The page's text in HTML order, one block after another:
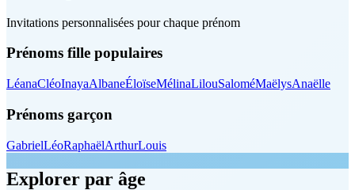
Invitations personnalisées pour chaque prénom
Prénoms fille populaires
LéanaCléoInayaAlbaneÉloïseMélinaLilouSaloméMaëlysAnaëlle
Prénoms garçon
GabrielLéoRaphaëlArthurLouis
Explorer par âge